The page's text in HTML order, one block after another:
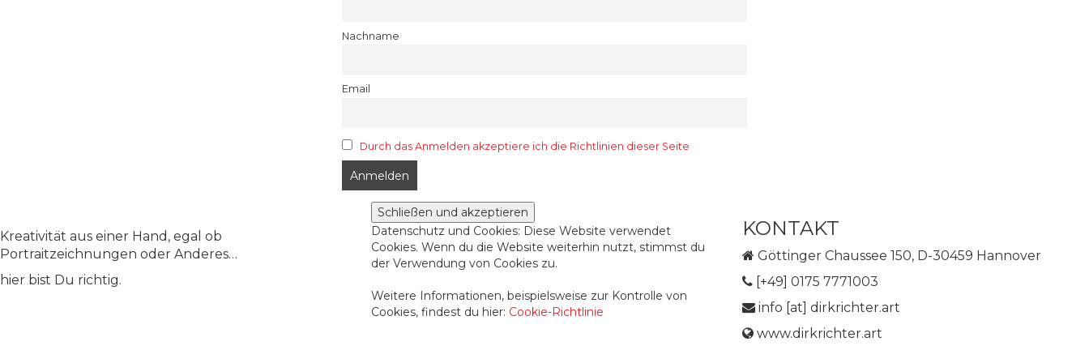
Nachname
Email
Durch das Anmelden akzeptiere ich die Richtlinien dieser Seite
Kreativität aus einer Hand, egal ob
Portraitzeichnungen oder Anderes…
hier bist Du richtig.
Datenschutz und Cookies: Diese Website verwendet
Cookies. Wenn du die Website weiterhin nutzt, stimmst du
der Verwendung von Cookies zu.
Weitere Informationen, beispielsweise zur Kontrolle von
Cookies, findest du hier: Cookie-Richtlinie
KONTAKT
Göttinger Chaussee 150, D-30459 Hannover
[+49] 0175 7771003
info [at] dirkrichter.art
www.dirkrichter.art